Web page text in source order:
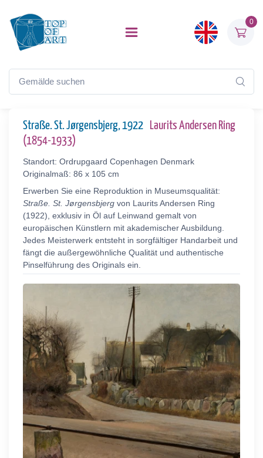
0
Straße. St. Jørgensbjerg, 1922
Laurits Andersen Ring
(1854-1933)
Standort: Ordrupgaard Copenhagen Denmark
Originalmaß: 86 x 105 cm
Erwerben Sie eine Reproduktion in Museumsqualität:
Straße. St. Jørgensbjerg von Laurits Andersen Ring
(1922), exklusiv in Öl auf Leinwand gemalt von
europäischen Künstlern mit akademischer Ausbildung.
Jedes Meisterwerk entsteht in sorgfältiger Handarbeit und
fängt die außergewöhnliche Qualität und authentische
Pinselführung des Originals ein.